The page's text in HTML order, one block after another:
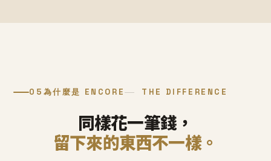
05 為什麼是 ENCORE THE DIFFERENCE
同樣花一筆錢，
留下來的東西不一樣。